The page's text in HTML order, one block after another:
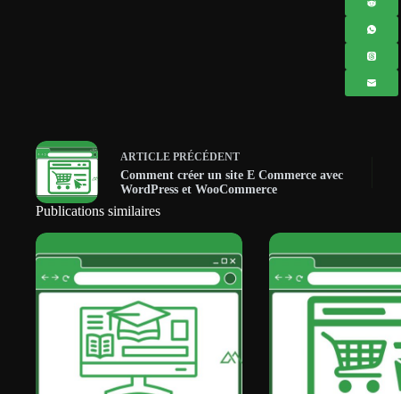
ARTICLE PRÉCÉDENT
Comment créer un site E Commerce avec
WordPress et WooCommerce
Publications similaires